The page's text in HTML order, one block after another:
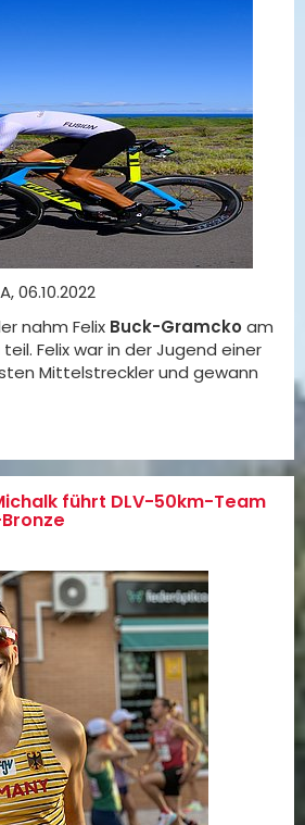
06.10.2022
nahm Felix Buck-Gramckoam
Felix war in der Jugend einer
Mittelstreckler und gewann
führt DLV-50km-Team